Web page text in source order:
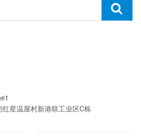
星温屋村新港联工业区C栋